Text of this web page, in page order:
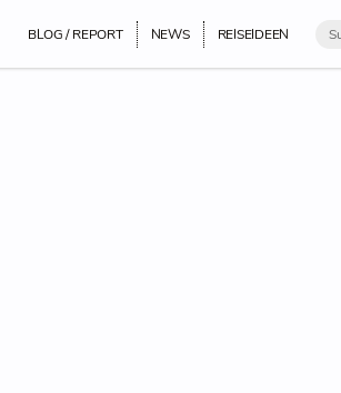
BLOG / REPORT NEWS REISEIDEEN